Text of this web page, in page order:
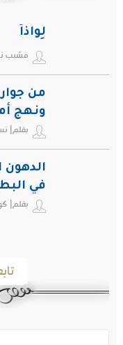
لِواذاً
مشبب
من جوار
ونهج
بقلم|
في
بقلم|